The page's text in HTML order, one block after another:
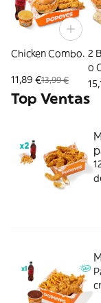
Chicken Combo.
11,89 €13,99 €
2
o
+
Top Ventas